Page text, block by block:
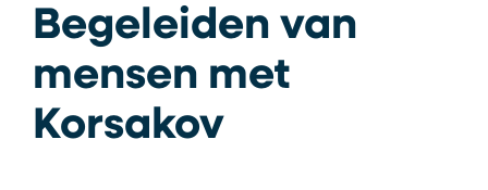
Begeleiden van
mensen met
Korsakov